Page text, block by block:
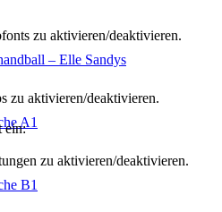
– Elle Sandys
A1
B1
zu aktivieren/deaktivieren.
zu aktivieren/deaktivieren.
ein:
zu aktivieren/deaktivieren.